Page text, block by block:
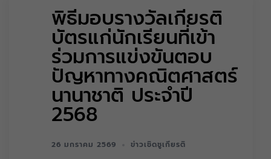
พิธีมอบรางวัลเกียรติ
บัตรแก่นักเรียนที่เข้า
ร่วมการแข่งขันตอบ
ปัญหาทางคณิตศาสตร์
นานาชาติ ประจำปี
2568
26 มกราคม 2569 ข่าวเชิดชูเกียรติ